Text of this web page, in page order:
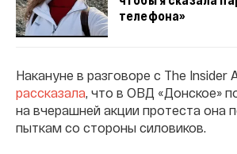
телефона»
Накануне в разговоре с The Insider
рассказала , что в ОВД «Донское»
на вчерашней акции протеста она
пыткам со стороны силовиков.